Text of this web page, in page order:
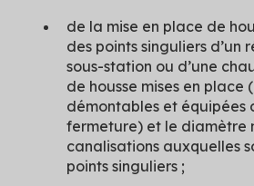
de la mise en place de
des points singuliers d’un
sous-station ou d’une
de housse mises en place
démontables et équipées
fermeture) et le diamètre
canalisations auxquelles
points singuliers ;